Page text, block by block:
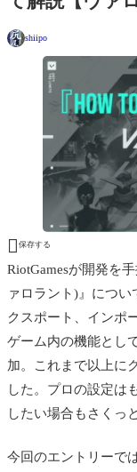
shiipo
 保存する
RiotGamesが開発を
ァロラント)』につ
クスポート、インポ
ゲーム内の機能とし
加。これまで以上に
した。プロの設定は
したい場合もさくっ
今回のエントリーで